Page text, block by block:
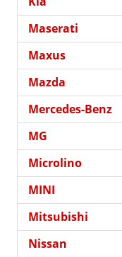
Maserati
Maxus
Mazda
Mercedes-Benz
MG
Microlino
MINI
Mitsubishi
Nissan